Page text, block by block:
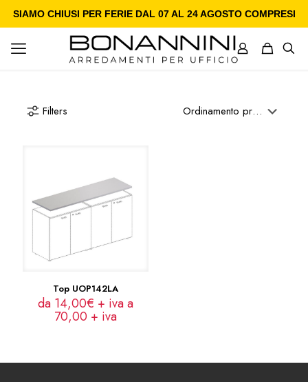
SIAMO CHIUSI PER FERIE DAL 07 AL 24 AGOSTO COMPRESI
Filters
Top UOP142LA
da 14,00€ + iva a
70,00 + iva